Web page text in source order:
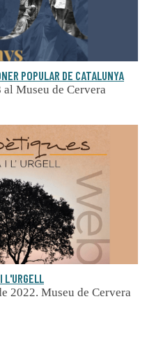
POPULAR DE CATALUNYA
Museu de Cervera
2022. Museu de Cervera